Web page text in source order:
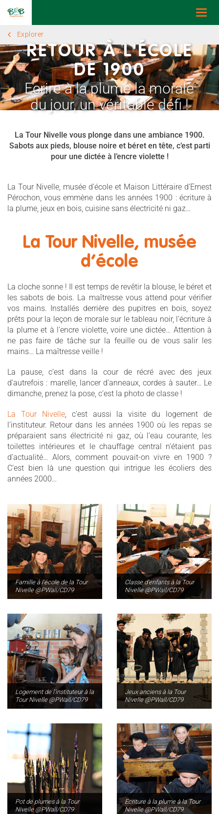
Explorer
RETOUR À L'ÉCOLE
DE 1900
Ecrire à la plume la morale
du jour, un véritable défi !
La Tour Nivelle vous plonge dans une ambiance 1900.
Sabots aux pieds, blouse noire et béret en tête, c’est parti
pour une dictée à l’encre violette !
La Tour Nivelle, musée d’école et Maison Littéraire d’Ernest
Pérochon, vous emmène dans les années 1900 : écriture à
la plume, jeux en bois, cuisine sans électricité ni gaz…
La Tour Nivelle, musée
d’école
La cloche sonne ! Il est temps de revêtir la blouse, le béret et
les sabots de bois. La maîtresse vous attend pour vérifier
vos mains. Installés derrière des pupitres en bois, soyez
prêts pour la leçon de morale sur le tableau noir, l’écriture à
la plume et à l’encre violette, voire une dictée… Attention à
ne pas faire de tâche sur la feuille ou de vous salir les
mains… La maîtresse veille !
La pause, c’est dans la cour de récré avec des jeux
d’autrefois : marelle, lancer d’anneaux, cordes à sauter… Le
dimanche, prenez la pose, c’est la photo de classe !
La Tour Nivelle, c’est aussi la visite du logement de
l’instituteur. Retour dans les années 1900 où les repas se
préparaient sans électricité ni gaz, où l’eau courante, les
toilettes intérieures et le chauffage central n’étaient pas
d’actualité… Alors, comment pouvait-on vivre en 1900 ?
C’est bien là une question qui intrigue les écoliers des
années 2000…
Famille à l’école de la Tour
Nivelle @PWall/CD79
Classe d’enfants à la Tour
Nivelle @PWall/CD79
Logement de l’instituteur à la
Tour Nivelle @PWall/CD79
Jeux anciens à la Tour
Nivelle @PWall/CD79
Pot de plumes à la Tour
Nivelle @PWall/CD79
Ecriture à la plume à la Tour
Nivelle @PWall/CD79